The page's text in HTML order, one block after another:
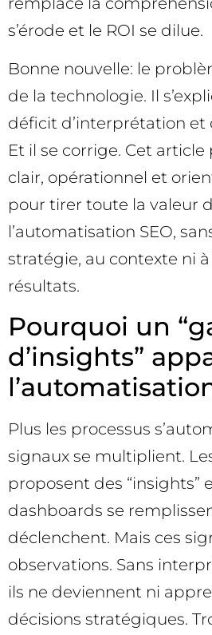
s’érode et le ROI se dilue.
Bonne nouvelle: le
de la technologie. Il
déficit d’interprétation et
Et il se corrige. Cet
clair, opérationnel et
pour tirer toute la valeur
l’automatisation SEO,
stratégie, au contexte ni
résultats.
Pourquoi un
d’insights”
Plus les processus
signaux se multiplient.
proposent des “insights”
dashboards se
déclenchent. Mais ces
observations. Sans
ils ne deviennent ni
décisions stratégiques.